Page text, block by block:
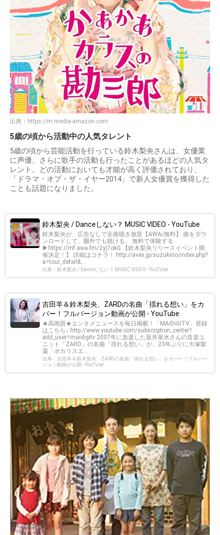
出典： https://m.media-amazon.com
5歳の頃から活動中の人気タレント
5歳の頃から芸能活動を行っている鈴木梨央さんは、女優業
に声優、さらに歌手の活動も行ったことがあるほどの人気タ
レント。どの活動においても才能が高く評価されており、
「ドラマ・オブ・ザ・イヤー2014」で新人女優賞を獲得した
ことも話題になりました。
鈴木梨央 / Danceしない？ MUSIC VIDEO - YouTube
鈴木梨央が、広告なしで全曲聴き放題【AWA/無料】 曲をダウ
ンロードして、圏外でも聴ける。 無料で体験する
▶https://mf.awa.fm/2yj7okG 【鈴木梨央リリースイベント開
催決定！】 詳細はコチラ！ http://avex.jp/suzukirio/index.php?
a=tour_detail&...
出典：鈴木梨央 / Danceしない？ MUSIC VIDEO - YouTube
吉田羊＆鈴木梨央、ZARDの名曲「揺れる想い」をカ
バー！フルバージョン動画が公開 - YouTube
★高画質★エンタメニュースを毎日掲載！「MAiDiGiTV」登録
はこちら↓ http://www.youtube.com/subscription_center?
add_user=maidigitv 2007年に急逝した坂井泉水さんの音楽ユ
ニット「ZARD」の名曲「揺れる想い」が、23年ぶりに大塚製
薬「ポカリスエ...
出典：吉田羊＆鈴木梨央、ZARDの名曲「揺れる想い」をカバー！フルバー
ジョン動画が公開 - YouTube